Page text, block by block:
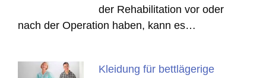
der Rehabilitation vor oder
nach der Operation haben, kann es…
Kleidung für bettlägerige